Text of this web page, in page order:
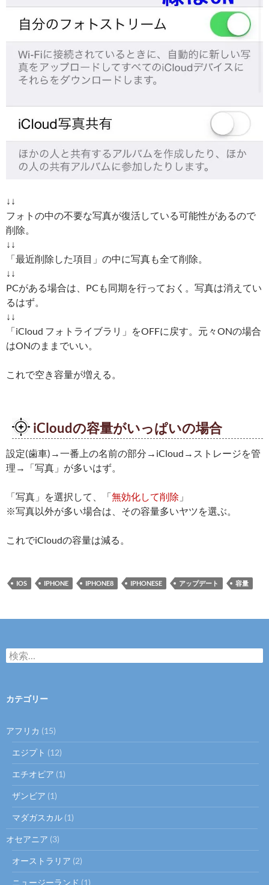
↓↓
フォトの中の不要な写真が復活している可能性があるので
削除。
↓↓
「最近削除した項目」の中に写真も全て削除。
↓↓
PCがある場合は、PCも同期を行っておく。写真は消えてい
るはず。
↓↓
「iCloud フォトライブラリ」をOFFに戻す。元々ONの場合
はONのままでいい。
これで空き容量が増える。
iCloudの容量がいっぱいの場合
設定(歯車)→一番上の名前の部分→iCloud→ストレージを管
理→「写真」が多いはず。
「写真」を選択して、「無効化して削除 」
※写真以外が多い場合は、その容量多いヤツを選ぶ。
これでiCloudの容量は減る。
IOS IPHONE IPHONE8 IPHONESE アップデート 容量
検
索:
カテゴリー
アフリカ (15)
エジプト (12)
エチオピア (1)
ザンビア (1)
マダガスカル (1)
オセアニア (3)
オーストラリア (2)
ニュージーランド (1)